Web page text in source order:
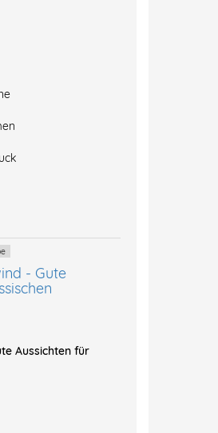
- Gute
Aussichten für